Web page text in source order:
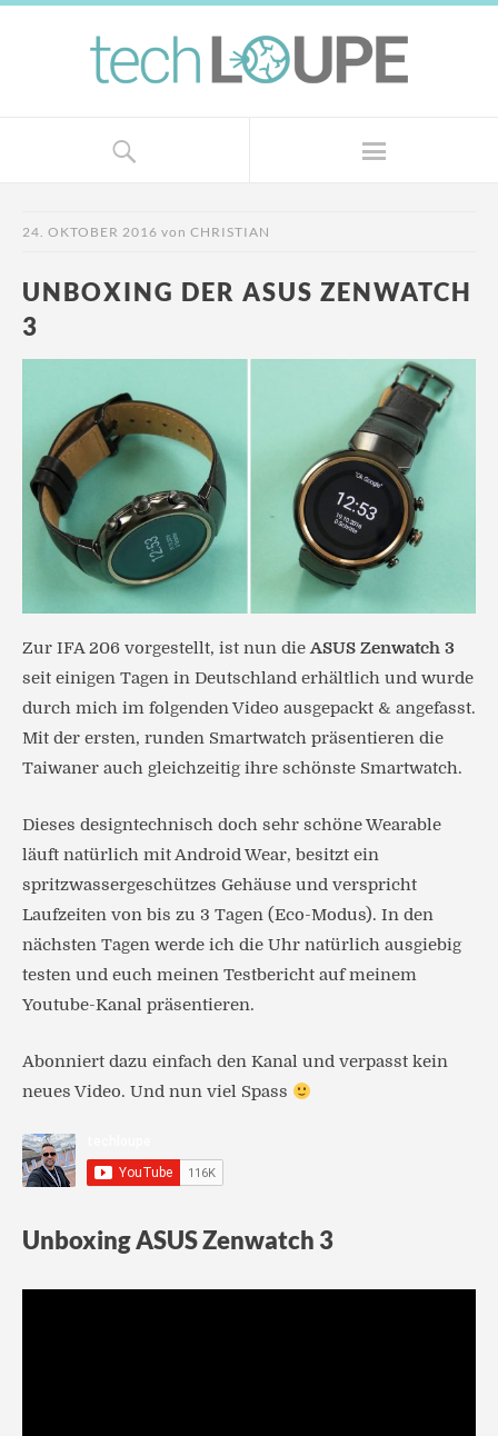
24. OKTOBER 2016 von CHRISTIAN
UNBOXING DER ASUS ZENWATCH
3
Zur IFA 206 vorgestellt, ist nun dieASUS Zenwatch 3
seit einigen Tagen in Deutschland erhältlich und wurde
durch mich im folgenden Video ausgepackt & angefasst.
Mit der ersten, runden Smartwatch präsentieren die
Taiwaner auch gleichzeitig ihre schönste Smartwatch.
Dieses designtechnisch doch sehr schöne Wearable
läuft natürlich mit Android Wear, besitzt ein
spritzwassergeschützes Gehäuse und verspricht
Laufzeiten von bis zu 3 Tagen (Eco-Modus). In den
nächsten Tagen werde ich die Uhr natürlich ausgiebig
testen und euch meinen Testbericht auf meinem
Youtube-Kanal präsentieren.
Abonniert dazu einfach den Kanal und verpasst kein
neues Video. Und nun viel Spass
Unboxing ASUS Zenwatch 3